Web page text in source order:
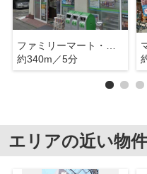
約340m／5分
エリアの近い物件